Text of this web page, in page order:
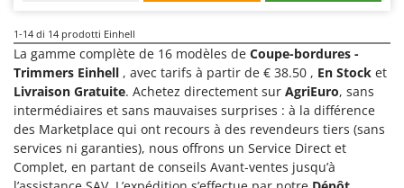
1-14 di 14 prodotti Einhell
La gamme complète de 16 modèles de Coupe-bordures -
Trimmers Einhell , avec tarifs à partir de € 38.50 , En Stock et
Livraison Gratuite. Achetez directement sur AgriEuro, sans
intermédiaires et sans mauvaises surprises : à la différence
des Marketplace qui ont recours à des revendeurs tiers (sans
services ni garanties), nous offrons un Service Direct et
Complet, en partant de conseils Avant-ventes jusqu’à